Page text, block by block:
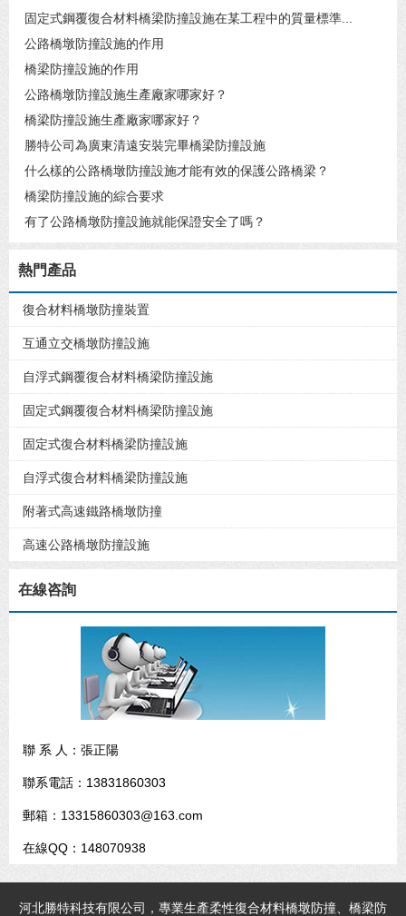
固定式鋼覆復合材料橋梁防撞設施在某工程中的質量標準...
公路橋墩防撞設施的作用
橋梁防撞設施的作用
公路橋墩防撞設施生產廠家哪家好？
橋梁防撞設施生產廠家哪家好？
勝特公司為廣東清遠安裝完畢橋梁防撞設施
什么樣的公路橋墩防撞設施才能有效的保護公路橋梁？
橋梁防撞設施的綜合要求
有了公路橋墩防撞設施就能保證安全了嗎？
熱門產品
復合材料橋墩防撞裝置
互通立交橋墩防撞設施
自浮式鋼覆復合材料橋梁防撞設施
固定式鋼覆復合材料橋梁防撞設施
固定式復合材料橋梁防撞設施
自浮式復合材料橋梁防撞設施
附著式高速鐵路橋墩防撞
高速公路橋墩防撞設施
在線咨詢
聯 系 人：張正陽
聯系電話：13831860303
郵箱：13315860303@163.com
在線QQ：148070938
河北勝特科技有限公司，專業生產柔性復合材料橋墩防撞、橋梁防